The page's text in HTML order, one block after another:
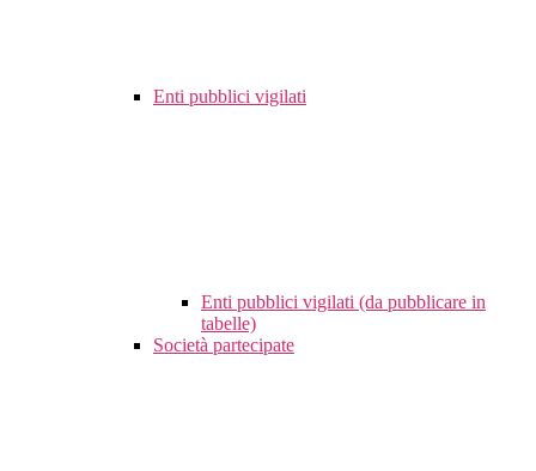
Enti pubblici vigilati
Enti pubblici vigilati (da pubblicare in
tabelle)
Società partecipate